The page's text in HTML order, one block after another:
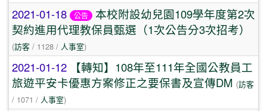
2021-01-18 公告
本校附設幼兒園109學年度第2次
契約進用代理教保員甄選（1次公告分3次招考）
(訪客 / 1128 / 人事室)
2021-01-12
【轉知】108年至111年全國公教員工
旅遊平安卡優惠方案修正之要保書及宣傳DM (訪客
/ 1071 / 人事室)